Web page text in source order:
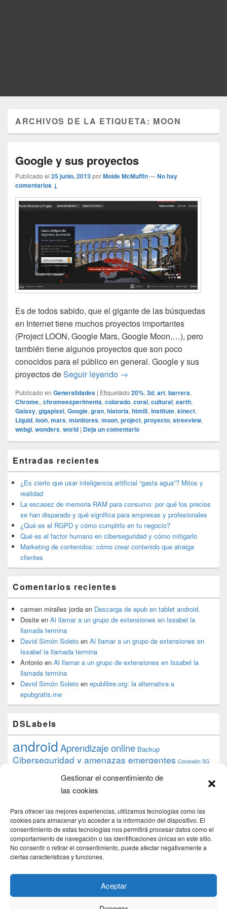
Gestionar el consentimiento de
las cookies
Para ofrecer las mejores experiencias, utilizamos tecnologías como las
cookies para almacenar y/o acceder a la información del dispositivo. El
consentimiento de estas tecnologías nos permitirá procesar datos como el
comportamiento de navegación o las identificaciones únicas en este sitio.
No consentir o retirar el consentimiento, puede afectar negativamente a
ciertas características y funciones.
Aceptar
ARCHIVOS DE LA ETIQUETA: MOON
Google y sus proyectos
Publicado el 25 junio, 2013porMoide McMuffin—No hay
comentarios ↓
Es de todos sabido, que el gigante de las búsquedas
en Internet tiene muchos proyectos importantes
(Project LOON, Google Mars, Google Moon,…), pero
también tiene algunos proyectos que son poco
conocidos para el público en general. Google y sus
proyectos deSeguir leyendo Google y sus proyectos
→
Publicado en Generalidades | Etiquetado 20%, 3d, art, barrera,
Chrome., chromeexperiments, colorado, coral, cultural, earth,
Galaxy, gigapixel, Google, gran, historia, html5, institute, kinect,
Liquid, loon, mars, monitores, moon, project, proyecto, streeview,
webgl, wonders, world | Deja un comentario
área
de
widget
barra
lateral
primaria
Entradas recientes
¿Es cierto que usar inteligencia artificial “gasta agua”? Mitos y
realidad
La escasez de memoria RAM para consumo: por qué los precios
se han disparado y qué significa para empresas y profesionales
¿Qué es el RGPD y cómo cumplirlo en tu negocio?
Qué es el factor humano en ciberseguridad y cómo mitigarlo
Marketing de contenidos: cómo crear contenido que atraiga
clientes
Comentarios recientes
carmen miralles jorda en Descarga de epub en tablet android.
Dosite en Al llamar a un grupo de extensiones en Issabel la
llamada termina
David Simón Soleto en Al llamar a un grupo de extensiones en
Issabel la llamada termina
Antonio en Al llamar a un grupo de extensiones en Issabel la
llamada termina
David Simón Soleto en epublibre.org: la alternativa a
epubgratis.me
DSLabels
androidAprendizaje online Backup
Ciberseguridad y amenazas emergentes Conexión 5G
datos debian desarrollo web
Formación Google
iphone
proyecto PS4 python Raspberryraspberrypi
raspbian review Servidor Web Sostenibilidad
tecnológicaTecnología torrent
transmissiontutorial ubuntu server Windows